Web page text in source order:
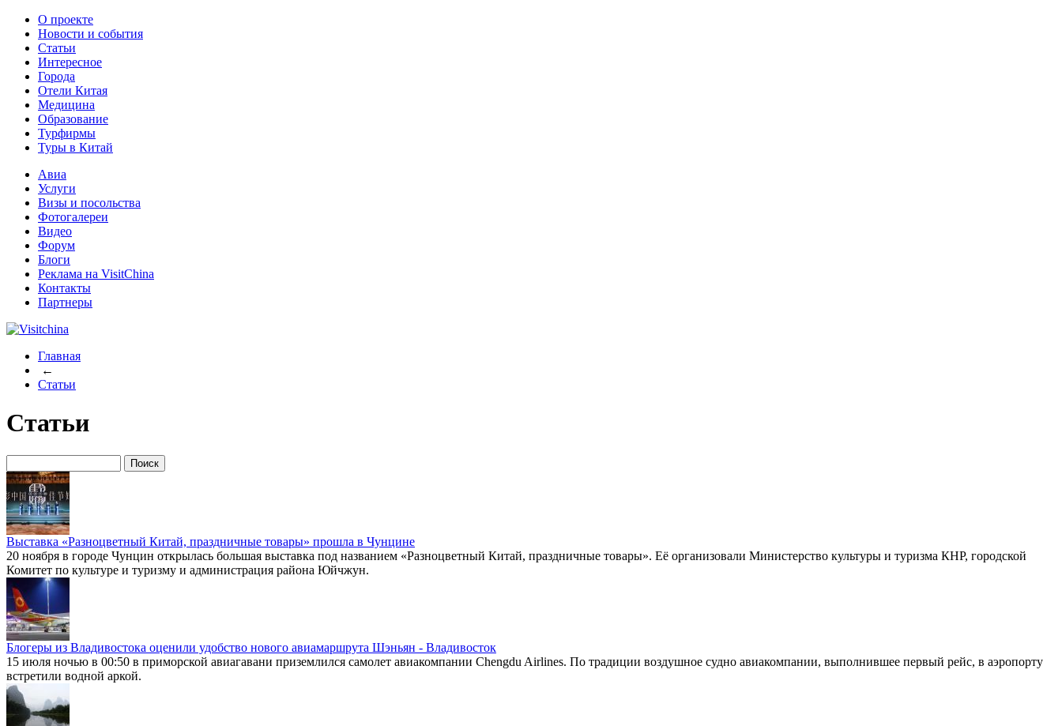
О проекте
Новости и события
Статьи
Интересное
Города
Отели Китая
Медицина
Образование
Турфирмы
Туры в Китай
Авиа
Услуги
Визы и посольства
Фотогалереи
Видео
Форум
Блоги
Реклама на VisitChina
Контакты
Партнеры
Главная
←
Статьи
Статьи
Выставка «Разноцветный Китай, праздничные товары» прошла в Чунцине
20 ноября в городе Чунцин открылась большая выставка под названием «Разноцветный Китай, праздничные товары». Её организовали Министерство культуры и туризма КНР, городской
Комитет по культуре и туризму и администрация района Юйчжун.
Блогеры из Владивостока оценили удобство нового авиамаршрута Шэньян - Владивосток
15 июля ночью в 00:50 в приморской авиагавани приземлился самолет авиакомпании Chengdu Airlines. По традиции воздушное судно авиакомпании, выполнившее первый рейс, в аэропорту
встретили водной аркой.